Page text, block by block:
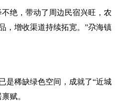
绝，带动了周边民宿兴旺，农
，增收渠道持续拓宽。”尕海镇
稀缺绿色空间，成就了“近城
赋。